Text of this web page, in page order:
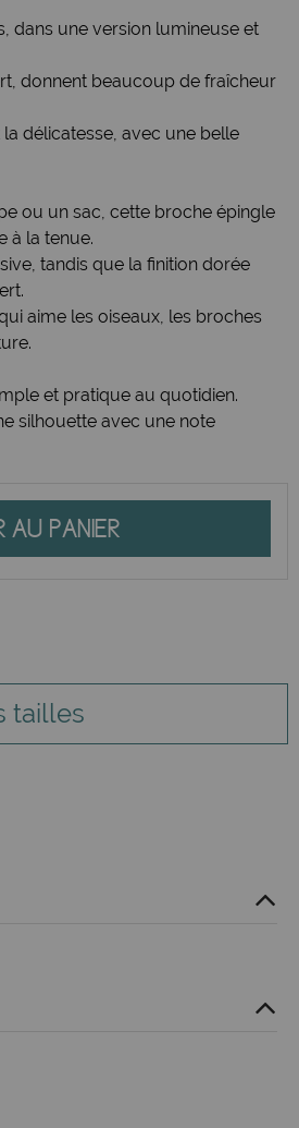
dans une version lumineuse et
donnent beaucoup de fraîcheur
délicatesse, avec une belle
ou un sac, cette broche épingle
à la tenue.
tandis que la finition dorée
aime les oiseaux, les broches
et pratique au quotidien.
silhouette avec une note
AU PANIER
tailles